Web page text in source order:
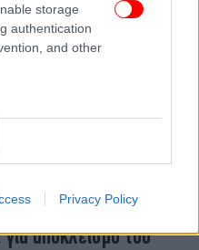
storage
authentication
and other
Privacy Policy
ΣΥΡΙΖΑ: Σκεφτείτε
αποκλεισμό του